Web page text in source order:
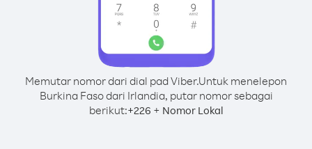
Memutar nomor dari dial pad Viber.Untuk menelepon
Burkina Faso dari Irlandia, putar nomor sebagai
berikut:+226 + Nomor Lokal